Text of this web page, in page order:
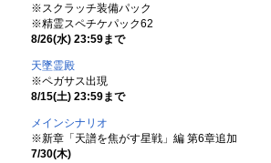
※スクラッチ装備パック
※精霊スペチケパック62
8/26(水) 23:59まで
天墜霊殿
※ペガサス出現
8/15(土) 23:59まで
メインシナリオ
※新章「天譜を焦がす星戦」編 第6章追加
7/30(木)